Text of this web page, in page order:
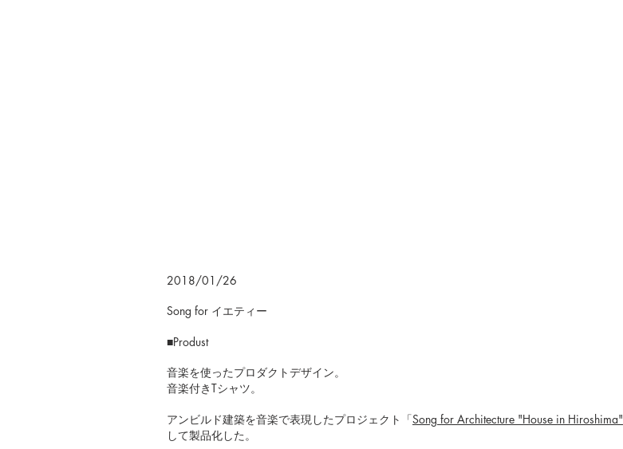
2018/01/26
Song for イエティー
■Produst
音楽を使ったプロダクトデザイン。
音楽付きTシャツ。
アンビルド建築を音楽で表現したプロジェクト「Song for Architecture "House in Hiroshima"
して製品化した。